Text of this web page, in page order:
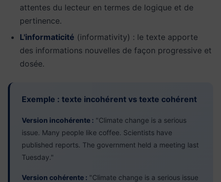
attentes du lecteur en termes de logique et de
pertinence.
L'informaticité (informativity) : le texte apporte
des informations nouvelles de façon progressive et
dosée.
Exemple : texte incohérent vs texte cohérent
Version incohérente : "Climate change is a serious
issue. Many people like coffee. Scientists have
published reports. The government held a meeting last
Tuesday."
Version cohérente : "Climate change is a serious issue